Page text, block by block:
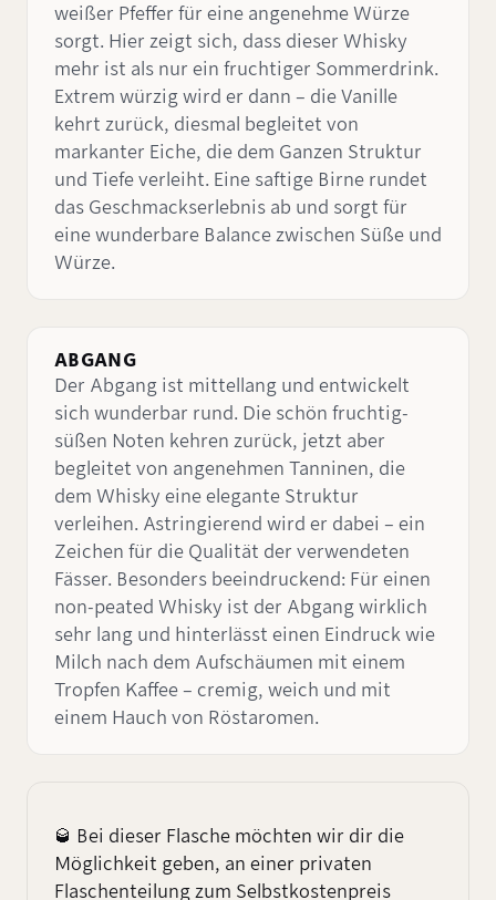
weißer Pfeffer für eine angenehme Würze
sorgt. Hier zeigt sich, dass dieser Whisky
mehr ist als nur ein fruchtiger Sommerdrink.
Extrem würzig wird er dann – die Vanille
kehrt zurück, diesmal begleitet von
markanter Eiche, die dem Ganzen Struktur
und Tiefe verleiht. Eine saftige Birne rundet
das Geschmackserlebnis ab und sorgt für
eine wunderbare Balance zwischen Süße und
Würze.
ABGANG
Der Abgang ist mittellang und entwickelt
sich wunderbar rund. Die schön fruchtig-
süßen Noten kehren zurück, jetzt aber
begleitet von angenehmen Tanninen, die
dem Whisky eine elegante Struktur
verleihen. Astringierend wird er dabei – ein
Zeichen für die Qualität der verwendeten
Fässer. Besonders beeindruckend: Für einen
non-peated Whisky ist der Abgang wirklich
sehr lang und hinterlässt einen Eindruck wie
Milch nach dem Aufschäumen mit einem
Tropfen Kaffee – cremig, weich und mit
einem Hauch von Röstaromen.
🥃 Bei dieser Flasche möchten wir dir die
Möglichkeit geben, an einer privaten
Flaschenteilung zum Selbstkostenpreis